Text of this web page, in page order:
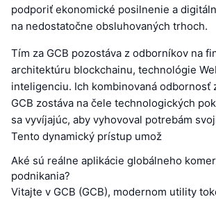
podporiť ekonomické posilnenie a
na nedostatočne obsluhovaných trhoch.
Tím za GCB pozostáva z odborníkov na
architektúru blockchainu, technológie
inteligenciu. Ich kombinovaná odbornosť
GCB zostáva na čele technologických
sa vyvíjajúc, aby vyhovoval potrebám
Tento dynamický prístup umož
Aké sú reálne aplikácie globálneho
podnikania?
Vitajte v GCB (GCB), modernom utility